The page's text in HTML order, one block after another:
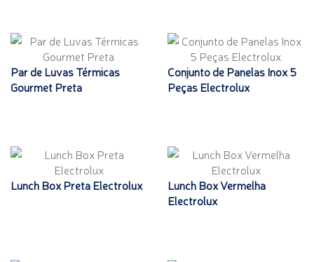
Par de Luvas Térmicas
Gourmet Preta
Conjunto de Panelas Inox 5
Peças Electrolux
Lunch Box Preta Electrolux
Lunch Box Vermelha
Electrolux